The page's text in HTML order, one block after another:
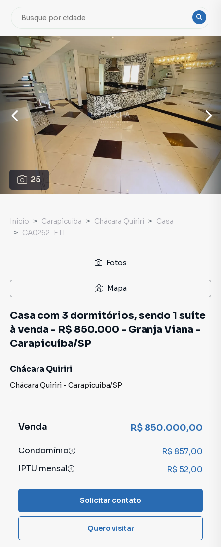
25
Início Carapicuíba Chácara Quiriri
Casa
CA0262_ETL
Fotos
Mapa
Casa com 3 dormitórios, sendo 1 suíte
à venda - R$ 850.000 - Granja Viana -
Carapicuíba/SP
Chácara Quiriri
Chácara Quiriri - Carapicuíba/SP
Venda R$ 850.000,00
Condomínio
R$ 857,00
IPTU mensal
R$ 52,00
Solicitar contato
Quero visitar